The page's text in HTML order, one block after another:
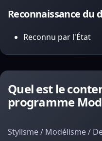
Reconnaissance du
Reconnu par l'État
Quel est le
programme
Stylisme / Modélisme /